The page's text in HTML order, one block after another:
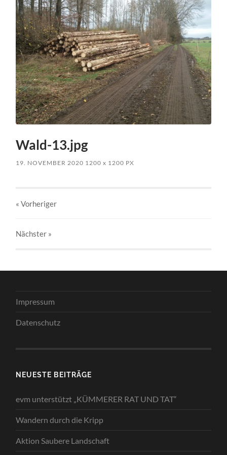
Wald-13.jpg
19. NOVEMBER 2020 1200x 1200 PX
« Vorheriger
Nächster »
Impressum
Datenschutz
NEUESTE BEITRÄGE
evm unterstützt „KÜMMERER RAT UND TAT“
Wandern durch die Kripp
Aktion Saubere Landschaft